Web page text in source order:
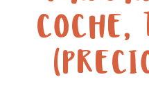
COCHE,